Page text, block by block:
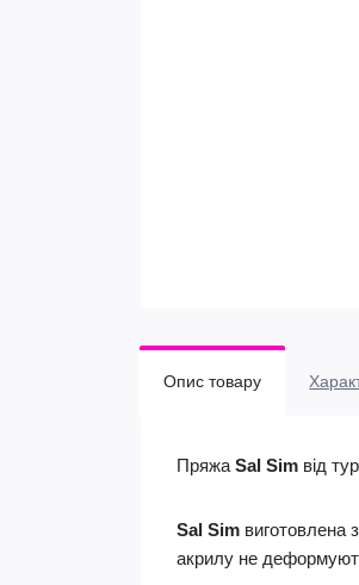
Опис товару
Пряжа Sal Sim від
Sal Sim виготовлена
акрилу не